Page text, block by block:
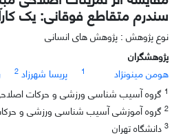
سندرم متقاطع فوقانی: یک
نوع پژوهش : پژوهش های انسانی
پژوهشگران
هومن مینونژاد
1 پریسا شهرزاد 2
1 گروه آسیب شناسی ورزشی و حرکات
2 گروه آموزشی آسیب شناسی ورزشی و حرکات
3 دانشگاه تهران